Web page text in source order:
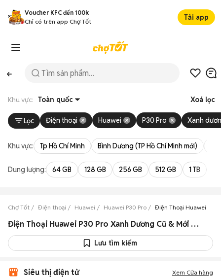
Voucher KFC đến 100k
Chỉ có trên app Chợ Tốt
Tải app
Khu vực: Toàn quốc Xoá lọc
Lọc Điện thoại Huawei P30 Pro Xanh
Khu vực: Tp Hồ Chí Minh Bình Dương (TP Hồ Chí Minh mới)
Dung lượng: 64 GB 128 GB 256 GB 512 GB 1 TB
Chợ Tốt Điện thoại Huawei Huawei P30 Pro Điện Thoại Huawei P30
Điện Thoại Huawei P30 Pro Xanh Dương Cũ & Mới Giá Siêu Rẻ
Lưu tìm kiếm
Siêu thị điện tử Xem Cửa hàng